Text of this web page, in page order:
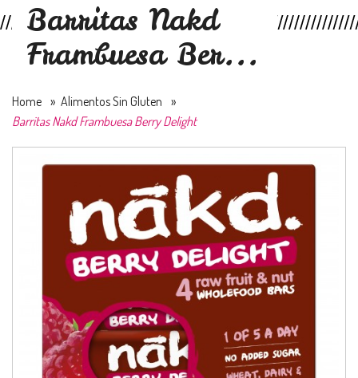
Barritas Nakd
Frambuesa Ber...
Home » Alimentos Sin Gluten »
Barritas Nakd Frambuesa Berry Delight